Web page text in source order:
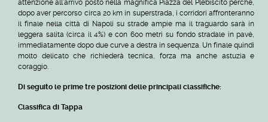
attenzione all’arrivo posto nella magnifica Piazza del Plebiscito perché,
dopo aver percorso circa 20 km in superstrada, i corridori affronteranno
il finale nella città di Napoli su strade ampie ma il traguardo sarà in
leggera salita (circa il 4%) e con 600 metri su fondo stradale in pavé,
immediatamente dopo due curve a destra in sequenza. Un finale quindi
molto delicato che richiederà tecnica, forza ma anche astuzia e
coraggio.
Di seguito le prime tre posizioni delle principali classifiche:
Classifica di Tappa